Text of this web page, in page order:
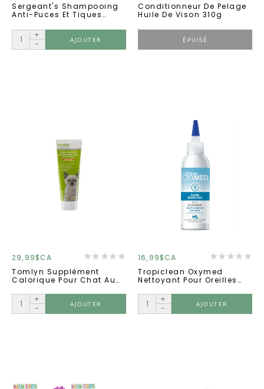
Sergeant's Shampooing
Anti-Puces Et Tiques
+
-
AJOUTER
Conditionneur De Pelage
Huile De Vison 310g
ÉPUISÉ
29,99$CA
Tomlyn Supplément
Calorique Pour Chat Au
+
-
AJOUTER
16,99$CA
Tropiclean Oxymed
Nettoyant Pour Oreilles
+
-
AJOUTER